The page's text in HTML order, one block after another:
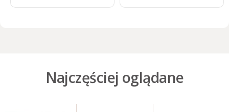
Najczęściej oglądane